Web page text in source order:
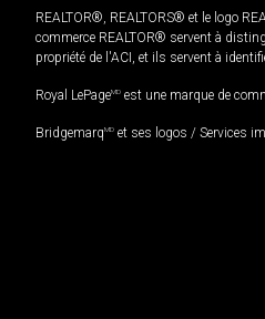
REALTOR®, REALTORS® et le logo
commerce REALTOR® servent à
propriété de l'ACI, et ils servent à
Royal LePageMD est une marque de
BridgemarqMD et ses logos / Services